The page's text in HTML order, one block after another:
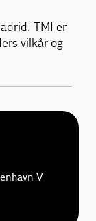
TMI er
vilkår og
V